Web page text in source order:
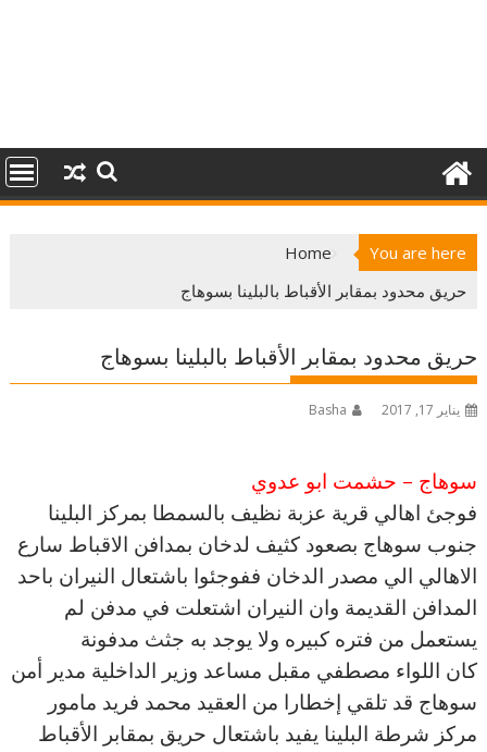
You are here
Home
حريق محدود بمقابر الأقباط بالبلينا بسوهاج
حريق محدود بمقابر الأقباط بالبلينا بسوهاج
يناير 17, 2017 Basha
سوهاج – حشمت ابو عدوي
فوجئ اهالي قرية عزبة نظيف بالسمطا بمركز البلينا
جنوب سوهاج بصعود كثيف لدخان بمدافن الاقباط سارع
الاهالي الي مصدر الدخان ففوجئوا باشتعال النيران باحد
المدافن القديمة وان النيران اشتعلت في مدفن لم
يستعمل من فتره كبيره ولا يوجد به جثث مدفونة
كان اللواء مصطفي مقبل مساعد وزير الداخلية مدير أمن
سوهاج قد تلقي إخطارا من العقيد محمد فريد مامور
مركز شرطة البلينا يفيد باشتعال حريق بمقابر الأقباط